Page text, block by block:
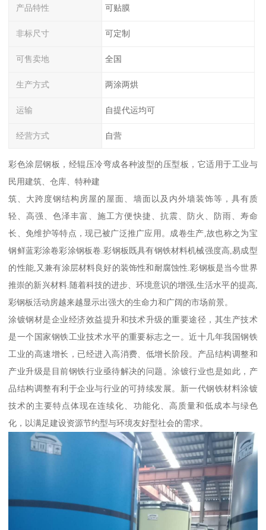
产品特性 可贴膜
非标尺寸 可定制
可售卖地 全国
生产方式 两涂两烘
运输 自提代运均可
经营方式 自营
彩色涂层钢板，经辊压冷弯成各种波型的压型板，它适用于工业与
民用建筑、仓库、特种建
筑、大跨度钢结构房屋的屋面、墙面以及内外墙装饰等，具有质
轻、高强、色泽丰富、施工方便快捷、抗震、防火、防雨、寿命
长、免维护等特点，现已被广泛推广应用。成卷生产,故也称之为宝
钢鲜蓝彩涂卷彩涂钢板卷.彩钢板既具有钢铁材料机械强度高,易成型
的性能,又兼有涂层材料良好的装饰性和耐腐蚀性.彩钢板是当今世界
推崇的新兴材料.随着科技的进步、环境意识的增强,生活水平的提高,
彩钢板活动房越来越显示出强大的生命力和广阔的市场前景。
涂镀钢材是企业经济效益提升和技术升级的重要途径，其生产技术
是一个国家钢铁工业技术水平的重要标志之一。近十几年我国钢铁
工业的高速增长，已经进入高消费、低增长阶段。产品结构调整和
产业升级是目前钢铁行业亟待解决的问题。涂镀行业也是如此，产
品结构调整有利于企业与行业的可持续发展。新一代钢铁材料涂镀
技术的主要特点体现在连续化、功能化、高质量和低成本与绿色
化，以满足建设资源节约型与环境友好型社会的需求。